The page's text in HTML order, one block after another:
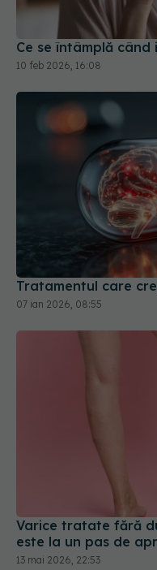
10 feb 2026, 16:08
Tratamentul care
07 ian 2026, 08:55
Varice tratate fără
este la un pas de